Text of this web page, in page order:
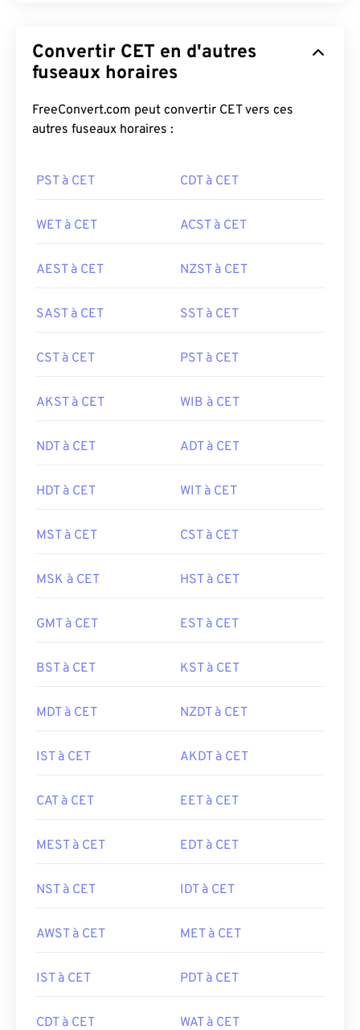
Convertir CET en d'autres
fuseaux horaires
FreeConvert.com peut convertir CET vers ces
autres fuseaux horaires :
PST à CET CDT à CET
WET à CET ACST à CET
AEST à CET NZST à CET
SAST à CET SST à CET
CST à CET PST à CET
AKST à CET WIB à CET
NDT à CET ADT à CET
HDT à CET WIT à CET
MST à CET CST à CET
MSK à CET HST à CET
GMT à CET EST à CET
BST à CET KST à CET
MDT à CET NZDT à CET
IST à CET AKDT à CET
CAT à CET EET à CET
MEST à CET EDT à CET
NST à CET IDT à CET
AWST à CET MET à CET
IST à CET PDT à CET
CDT à CET WAT à CET